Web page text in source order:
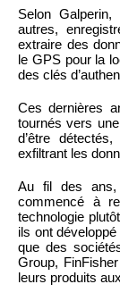
Selon
autres,
extraire des
le GPS pour la
des clés
Ces dernières
tournés vers
d’être
exfiltrant les
Au fil des ans,
commencé à
technologie
ils ont développé
que des
Group,
leurs produits